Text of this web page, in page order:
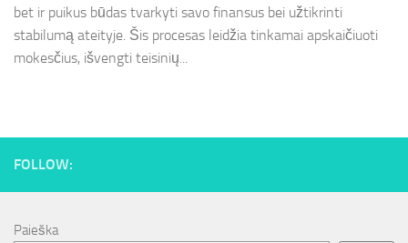
bet ir puikus būdas tvarkyti savo finansus bei užtikrinti
stabilumą ateityje. Šis procesas leidžia tinkamai apskaičiuoti
mokesčius, išvengti teisinių...
FOLLOW:
Paieška